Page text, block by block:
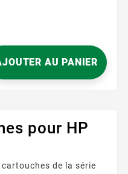
dans leurs besoins
est conçue pour
et images se
démarquent avec clarté et précision. La...
AU PANIER
pour HP
de la série